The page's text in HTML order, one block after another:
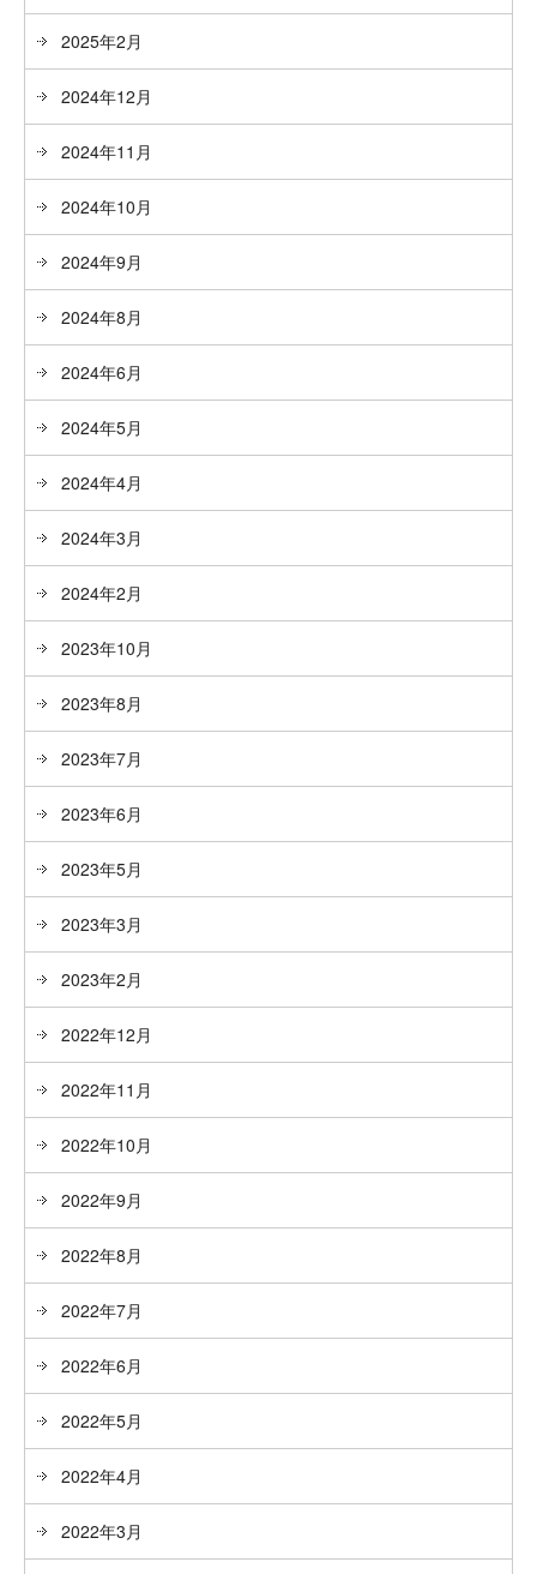
2025年2月
2024年12月
2024年11月
2024年10月
2024年9月
2024年8月
2024年6月
2024年5月
2024年4月
2024年3月
2024年2月
2023年10月
2023年8月
2023年7月
2023年6月
2023年5月
2023年3月
2023年2月
2022年12月
2022年11月
2022年10月
2022年9月
2022年8月
2022年7月
2022年6月
2022年5月
2022年4月
2022年3月